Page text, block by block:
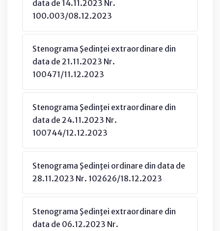
data de 14.11.2023 Nr.
100.003/08.12.2023
Stenograma Şedinţei extraordinare din
data de 21.11.2023 Nr.
100471/11.12.2023
Stenograma Şedinţei extraordinare din
data de 24.11.2023 Nr.
100744/12.12.2023
Stenograma Şedinţei ordinare din data de
28.11.2023 Nr. 102626/18.12.2023
Stenograma Şedinţei extraordinare din
data de 06.12.2023 Nr.